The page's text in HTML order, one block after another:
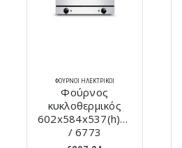
ΦΟΎΡΝΟΙ ΗΛΕΚΤΡΙΚΟΊ
Φούρνος
κυκλοθερμικός
602x584x537(h)mm
/ 6773